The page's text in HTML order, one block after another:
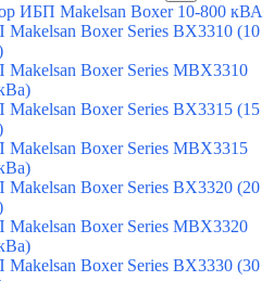
ИБП Makelsan Boxer 10-800 кВА
Boxer Series BX3310 (10
Boxer Series MBX3310
Boxer Series BX3315 (15
Boxer Series MBX3315
Boxer Series BX3320 (20
Boxer Series MBX3320
Boxer Series BX3330 (30